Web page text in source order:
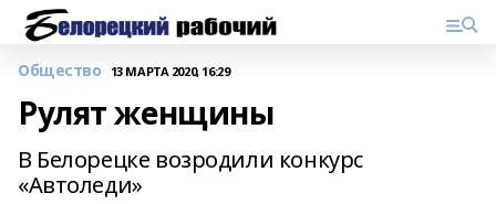
Общество 13 МАРТА 2020, 16:29
Рулят женщины
В Белорецке возродили конкурс
«Автоледи»